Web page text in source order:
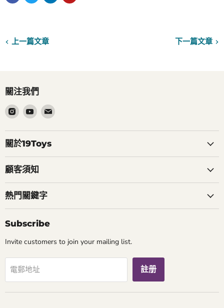
上一篇文章 下一篇文章
關注我們
在
Instagram
找
到
們
在
Youtube
找
到
們
在
郵
關於19Toys
顧客須知
熱門關鍵字
Subscribe
Invite customers to join your mailing list.
電郵地址 註册